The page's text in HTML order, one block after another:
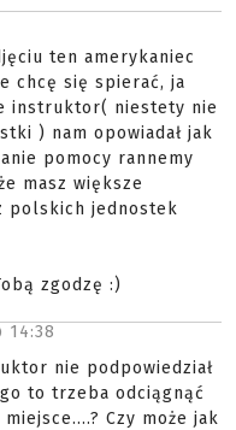
ten amerykaniec
chcę się spierać, ja
instruktor( niestety nie
) nam opowiadał jak
pomocy rannemy
masz większe
polskich jednostek
zgodzę :)
14:38
nie podpowiedział
to trzeba odciągnąć
Czy może jak